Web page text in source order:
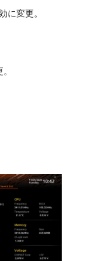
に変更。